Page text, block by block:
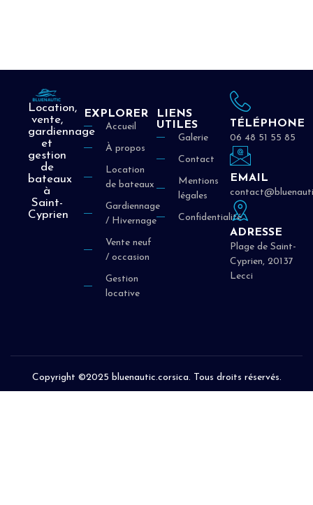
Location,
vente,
gardiennage
et
gestion
de
bateaux
à
Saint-
Cyprien
EXPLORER
Accueil
À propos
Location
de bateaux
Gardiennage
/ Hivernage
Vente neuf
/ occasion
Gestion
locative
LIENS
UTILES
Galerie
Contact
Mentions
légales
Confidentialité
TÉLÉPHONE
06 48 51 55 85
EMAIL
ADRESSE
Plage de Saint-
Cyprien, 20137
Lecci
Copyright ©2025 bluenautic.corsica. Tous droits réservés.